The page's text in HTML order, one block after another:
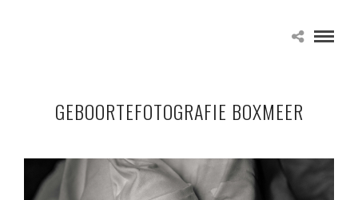
GEBOORTEFOTOGRAFIE BOXMEER